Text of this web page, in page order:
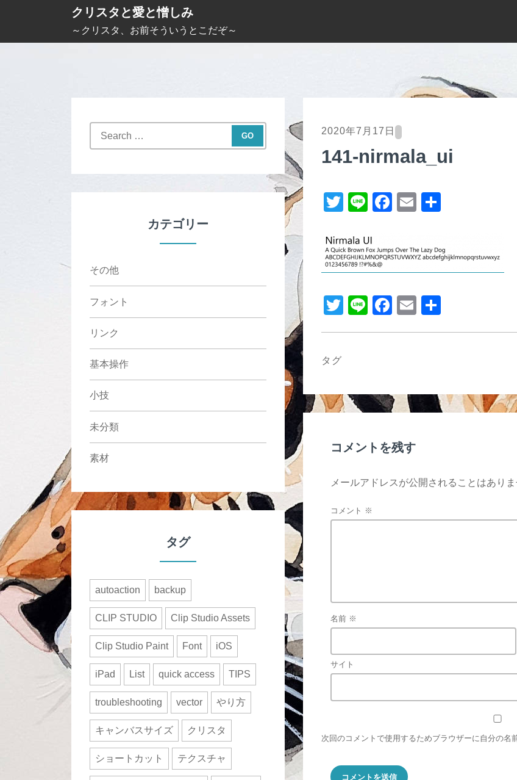
i
クリスタと愛と憎しみ
～クリスタ、お前そういうとこだぞ～
2020年7月17日
141-nirmala_ui
T
tt
er
Li
e
F
e
b
o
o
k
E
T
Li
F
o
k
E
タグ
コメントを残す
メールアドレスが公開されることはありま
コメント ※
名前 ※
サイト
次回のコメントで使用するためブラウザーに自分の名
カテゴリー
その他
フォント
リンク
基本操作
小技
未分類
素材
タグ
autoaction backup
CLIP STUDIO Clip Studio Assets
Clip Studio Paint Font iOS
iPad List quick access TIPS
troubleshooting vector やり方
キャンバスサイズ クリスタ
ショートカット テクスチャ